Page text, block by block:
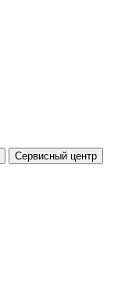
Сервисный центр